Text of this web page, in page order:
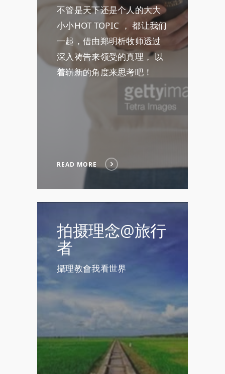
不管是天下还是个人的大大
小小HOT TOPIC ， 都让我们
一起，借由郑明析牧师透过
深入祷告来领受的真理， 以
着崭新的角度来思考吧！
READ MORE
拍摄理念@旅行
者
攝理教會我看世界